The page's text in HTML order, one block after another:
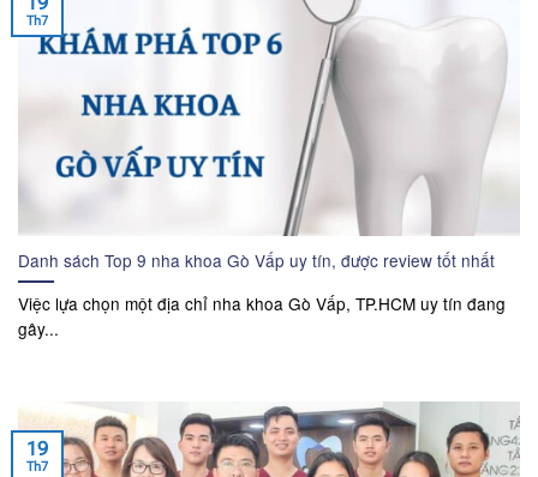
Danh sách Top 9 nha khoa Gò Vấp uy tín, được review tốt nhất
Việc lựa chọn một địa chỉ nha khoa Gò Vấp, TP.HCM uy tín đang
gây...
Th7
19
Th7